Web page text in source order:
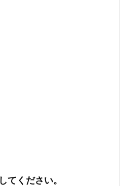
てください。